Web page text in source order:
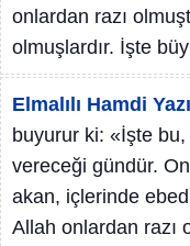
onlardan razı
olmuşlardır. İşte
Elmalılı Hamdi
buyurur ki: «İşte
vereceği gündür.
akan, içlerinde
Allah onlardan razı